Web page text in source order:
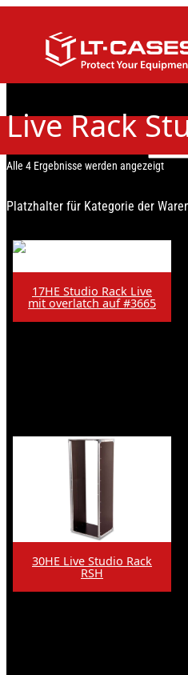
springen
Live Rack
u
e
Alle 4 Ergebnisse werden angezeigt
Platzhalter für Kategorie der
17HE Studio Rack Live
mit overlatch auf #3665
30HE Live Studio Rack
RSH